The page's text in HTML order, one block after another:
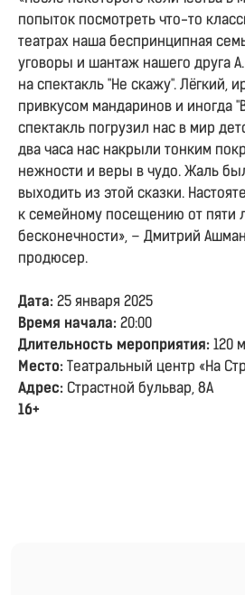
попыток посмотреть что-то
театрах наша беспринципная
уговоры и шантаж нашего друга
на спектакль "Не скажу". Лёгкий,
привкусом мандаринов и иногда
спектакль погрузил нас в мир
два часа нас накрыли тонким
нежности и веры в чудо. Жаль
выходить из этой сказки.
к семейному посещению от пяти
бесконечности», – Дмитрий
продюсер.
Дата: 25 января 2025
Время начала: 20:00
Длительность мероприятия: 120
Место: Театральный центр «На
Адрес: Страстной бульвар, 8А
16+
+7 980 410-01-82
pr@besprintsypno.ru
ПО ВОПРОСАМ СОТРУДНИЧЕСТВА
И ДЛЯ КОРПОРАТИВНЫХ